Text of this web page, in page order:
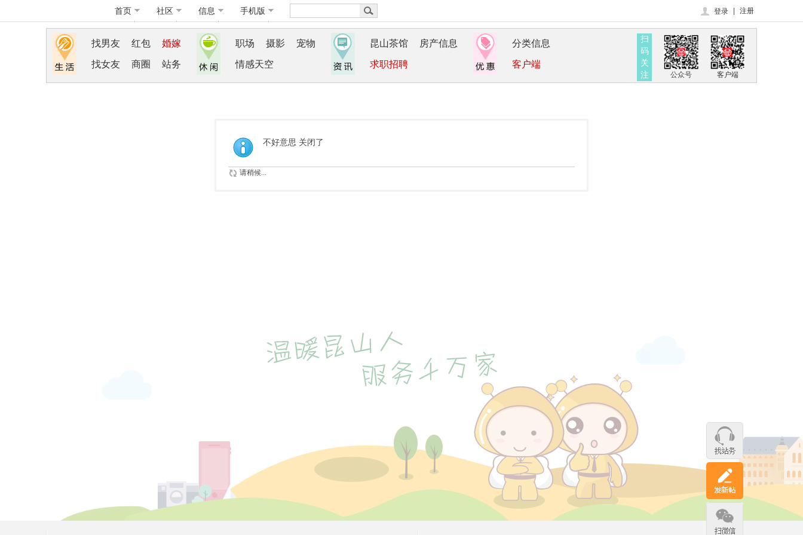
首页 社区 信息 手机版 登录 注册
找男友 红包 婚嫁
找女友 商圈 站务
职场 摄影 宠物
情感天空
昆山茶馆 房产信息
求职招聘
分类信息
客户端
扫
码
关
注
公众号 客户端
不好意思 关闭了
请稍候...